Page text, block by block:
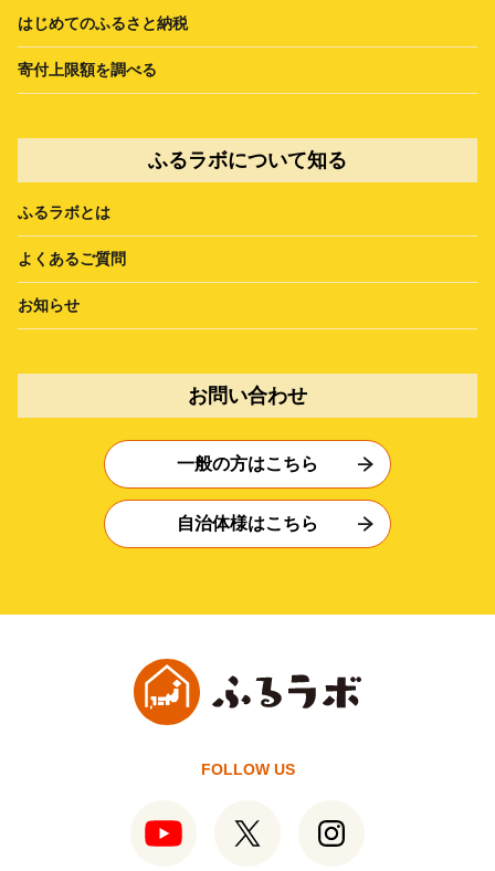
はじめてのふるさと納税
寄付上限額を調べる
ふるラボについて知る
ふるラボとは
よくあるご質問
お知らせ
お問い合わせ
一般の方はこちら
自治体様はこちら
FOLLOW US